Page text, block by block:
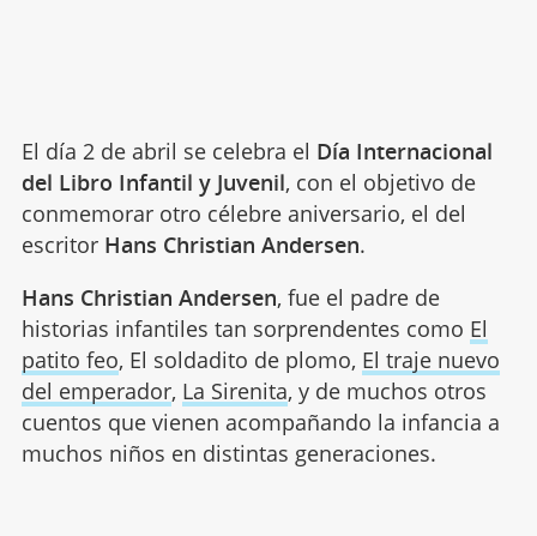
El día 2 de abril se celebra el Día Internacional
del Libro Infantil y Juvenil, con el objetivo de
conmemorar otro célebre aniversario, el del
escritorHans Christian Andersen.
Hans Christian Andersen, fue el padre de
historias infantiles tan sorprendentes como El
patito feo, El soldadito de plomo, El traje nuevo
del emperador, La Sirenita, y de muchos otros
cuentos que vienen acompañando la infancia a
muchos niños en distintas generaciones.